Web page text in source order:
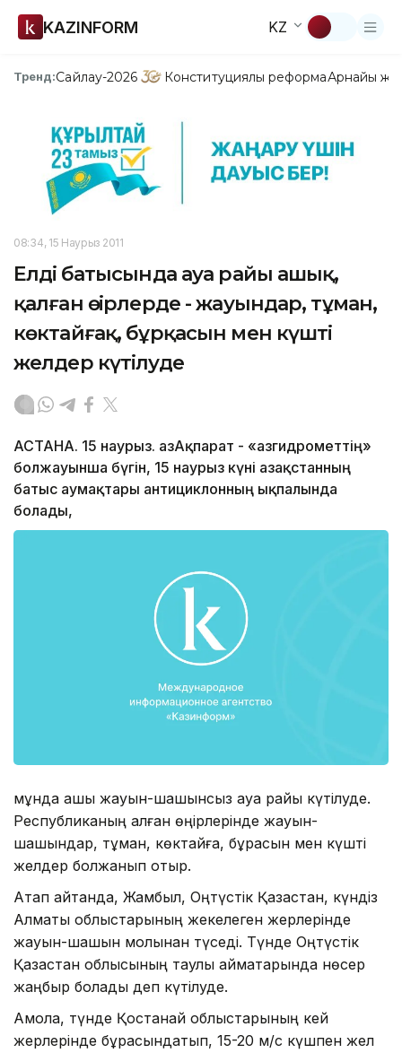
KAZINFORM KZ
Тренд:Сайлау-2026 Конституциялық реформаАрнайы
08:34, 15 Наурыз 2011
Елдің батысында ауа райы ашық,
қалған өңірлерде - жауындар, тұман,
көктайғақ, бұрқасын мен күшті
желдер күтілуде
АСТАНА. 15 наурыз. ҚазАқпарат - «Қазгидрометтің»
болжауынша бүгін, 15 наурыз күні Қазақстанның
батыс аумақтары антициклонның ықпалында
болады,
мұнда ашық жауын-шашынсыз ауа райы күтілуде.
Республиканың қалған өңірлерінде жауын-
шашындар, тұман, көктайғақ, бұрқасын мен күшті
желдер болжанып отыр.
Атап айтқанда, Жамбыл, Оңтүстік Қазақстан, күндіз
Алматы облыстарының жекелеген жерлерінде
жауын-шашын молынан түседі. Түнде Оңтүстік
Қазақстан облысының таулы аймақтарында нөсер
жаңбыр болады деп күтілуде.
Ақмола, түнде Қостанай облыстарының кей
жерлерінде бұрқасындатып, 15-20 м/с күшпен жел